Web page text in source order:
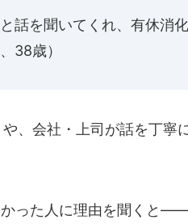
話を聞いてくれ、有休消
38歳）
、会社・上司が話を丁寧
った人に理由を聞くと――